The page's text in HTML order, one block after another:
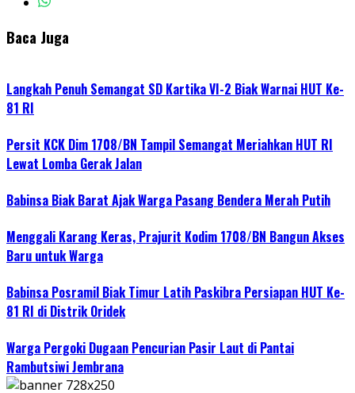
Baca Juga
Langkah Penuh Semangat SD Kartika VI-2 Biak Warnai HUT Ke-
81 RI
Persit KCK Dim 1708/BN Tampil Semangat Meriahkan HUT RI
Lewat Lomba Gerak Jalan
Babinsa Biak Barat Ajak Warga Pasang Bendera Merah Putih
Menggali Karang Keras, Prajurit Kodim 1708/BN Bangun Akses
Baru untuk Warga
Babinsa Posramil Biak Timur Latih Paskibra Persiapan HUT Ke-
81 RI di Distrik Oridek
Warga Pergoki Dugaan Pencurian Pasir Laut di Pantai
Rambutsiwi Jembrana